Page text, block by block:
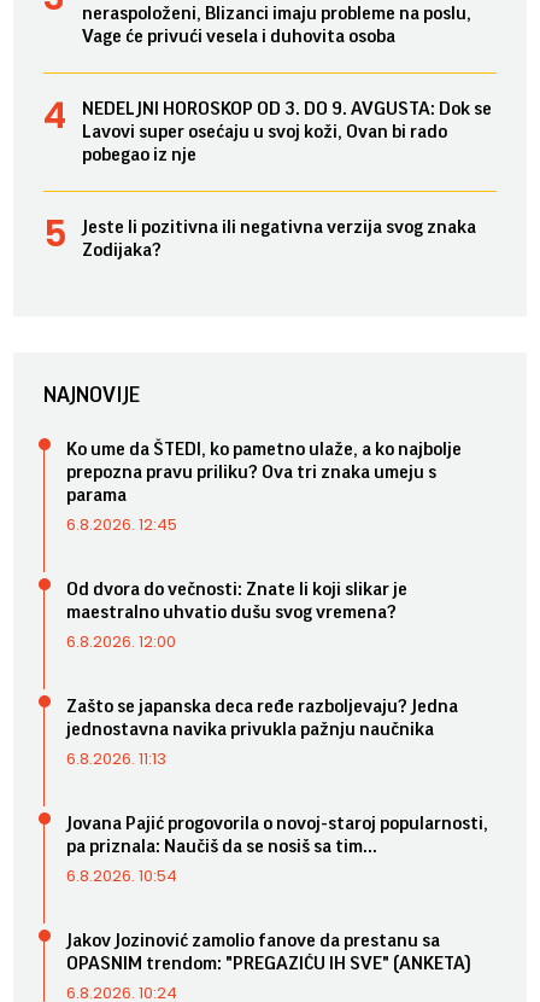
neraspoloženi, Blizanci imaju probleme na poslu,
Vage će privući vesela i duhovita osoba
NEDELJNI HOROSKOP OD 3. DO 9. AVGUSTA: Dok se
Lavovi super osećaju u svoj koži, Ovan bi rado
pobegao iz nje
Jeste li pozitivna ili negativna verzija svog znaka
Zodijaka?
NAJNOVIJE
Ko ume da ŠTEDI, ko pametno ulaže, a ko najbolje
prepozna pravu priliku? Ova tri znaka umeju s
parama
6.8.2026. 12:45
Od dvora do večnosti: Znate li koji slikar je
maestralno uhvatio dušu svog vremena?
6.8.2026. 12:00
Zašto se japanska deca ređe razboljevaju? Jedna
jednostavna navika privukla pažnju naučnika
6.8.2026. 11:13
Jovana Pajić progovorila o novoj-staroj popularnosti,
pa priznala: Naučiš da se nosiš sa tim...
6.8.2026. 10:54
Jakov Jozinović zamolio fanove da prestanu sa
OPASNIM trendom: "PREGAZIĆU IH SVE" (ANKETA)
6.8.2026. 10:24